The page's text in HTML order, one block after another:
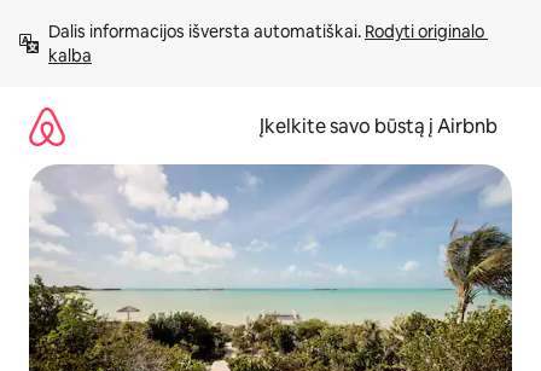
prie
turinio
Dalis informacijos išversta automatiškai. Rodyti originalo
kalba
Įkelkite savo būstą į Airbnb